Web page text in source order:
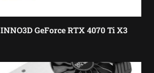
INNO3D GeForce RTX 4070 Ti X3